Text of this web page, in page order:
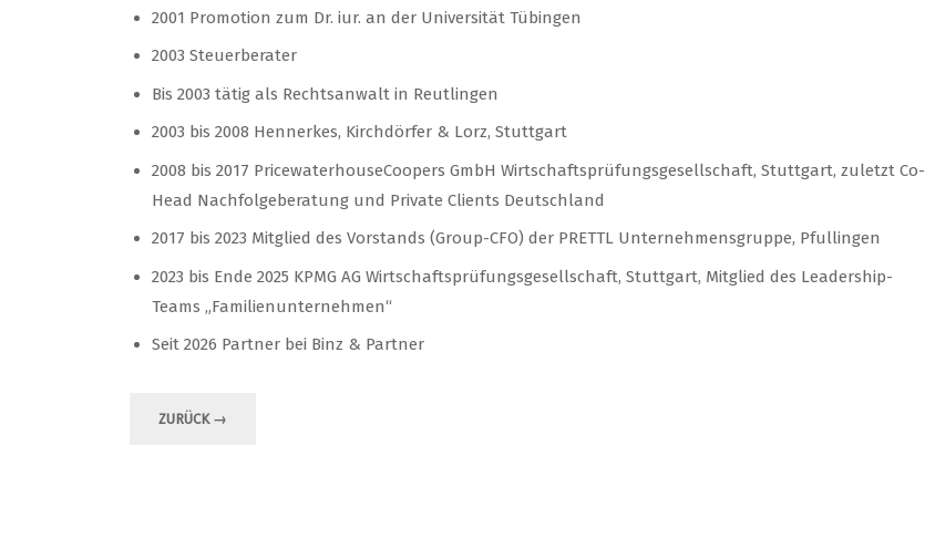
2001 Promotion zum Dr. iur. an der Universität Tübingen
2003 Steuerberater
Bis 2003 tätig als Rechtsanwalt in Reutlingen
2003 bis 2008 Hennerkes, Kirchdörfer & Lorz, Stuttgart
2008 bis 2017 PricewaterhouseCoopers GmbH Wirtschaftsprüfungsgesellschaft, Stuttgart, zuletzt Co-
Head Nachfolgeberatung und Private Clients Deutschland
2017 bis 2023 Mitglied des Vorstands (Group-CFO) der PRETTL Unternehmensgruppe, Pfullingen
2023 bis Ende 2025 KPMG AG Wirtschaftsprüfungsgesellschaft, Stuttgart, Mitglied des Leadership-
Teams „Familienunternehmen“
Seit 2026 Partner bei Binz & Partner
ZURÜCK →